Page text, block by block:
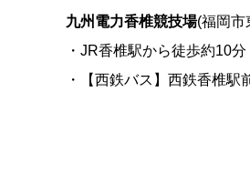
九州電力香椎競技場(福岡市
・JR香椎駅から徒歩約10分
・【西鉄バス】西鉄香椎